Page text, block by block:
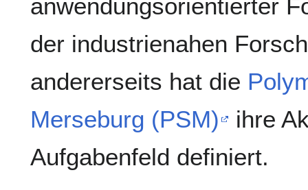
anwendungsorientierter
der industrienahen
andererseits hat die
Merseburg (PSM)
ihre
Aufgabenfeld definiert.